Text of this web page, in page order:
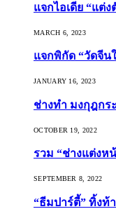
แจกไอเดีย “แต่
MARCH 6, 2023
แจกพิกัด “วัดจีน
JANUARY 16, 2023
ช่างทำ มงกุฎกร
OCTOBER 19, 2022
รวม “ช่างแต่งห
SEPTEMBER 8, 2022
“ธีมปาร์ตี้” ทิ้งท้